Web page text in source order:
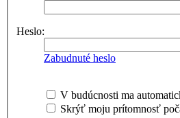
Heslo:
Zabudnuté heslo
V budúcnosti ma
Skrýť moju prítomnosť